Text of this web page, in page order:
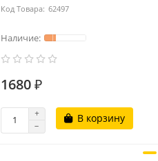
62497
1680 ₽
В корзину